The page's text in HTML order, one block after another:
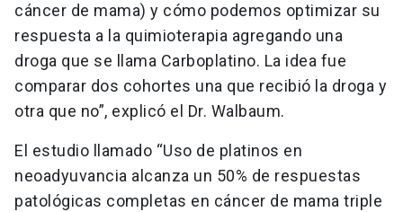
cáncer de mama) y cómo podemos optimizar su
respuesta a la quimioterapia agregando una
droga que se llama Carboplatino. La idea fue
comparar dos cohortes una que recibió la droga y
otra que no”, explicó el Dr. Walbaum.
El estudio llamado “Uso de platinos en
neoadyuvancia alcanza un 50% de respuestas
patológicas completas en cáncer de mama triple